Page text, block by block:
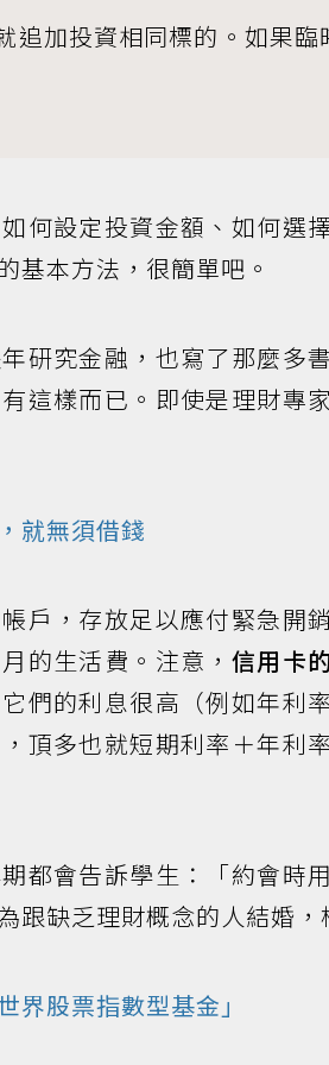
加投資相同標的。如果臨
何設定投資金額、如何選
基本方法，很簡單吧。
研究金融，也寫了那麼多
這樣而已。即使是理財專
就無須借錢
戶，存放足以應付緊急開
的生活費。注意， 信用卡
它們的利息很高（例如年利
頂多也就短期利率＋年利
都會告訴學生：「約會時
跟缺乏理財概念的人結婚，
界股票指數型基金」